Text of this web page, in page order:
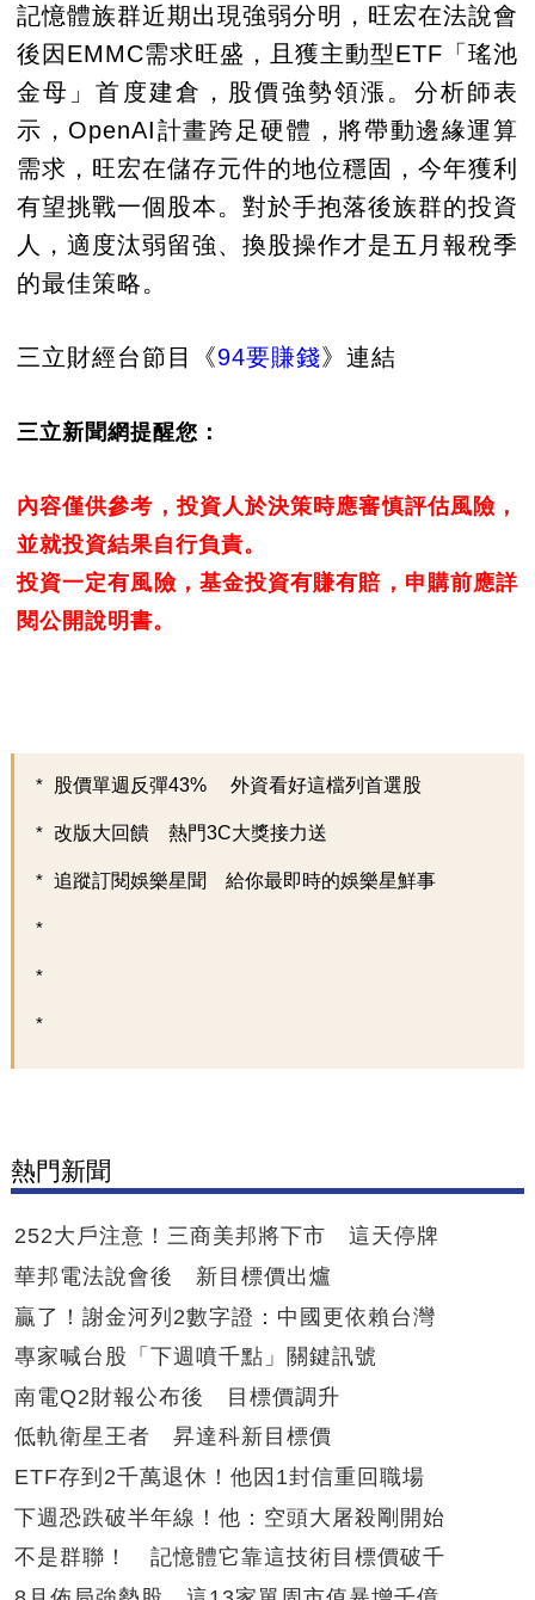
記憶體族群近期出現強弱分明，旺宏在法說會
後因EMMC需求旺盛，且獲主動型ETF「瑤池
金母」首度建倉，股價強勢領漲。分析師表
示，OpenAI計畫跨足硬體，將帶動邊緣運算
需求，旺宏在儲存元件的地位穩固，今年獲利
有望挑戰一個股本。對於手抱落後族群的投資
人，適度汰弱留強、換股操作才是五月報稅季
的最佳策略。
三立財經台節目《94要賺錢》連結
三立新聞網提醒您：
內容僅供參考，投資人於決策時應審慎評估風險，
並就投資結果自行負責。
投資一定有風險，基金投資有賺有賠，申購前應詳
閱公開說明書。
股價單週反彈43% 外資看好這檔列首選股
改版大回饋 熱門3C大獎接力送
追蹤訂閱娛樂星聞 給你最即時的娛樂星鮮事
熱門新聞
252大戶注意！三商美邦將下市 這天停牌
華邦電法說會後 新目標價出爐
贏了！謝金河列2數字證：中國更依賴台灣
專家喊台股「下週噴千點」關鍵訊號
南電Q2財報公布後 目標價調升
低軌衛星王者 昇達科新目標價
ETF存到2千萬退休！他因1封信重回職場
下週恐跌破半年線！他：空頭大屠殺剛開始
不是群聯！ 記憶體它靠這技術目標價破千